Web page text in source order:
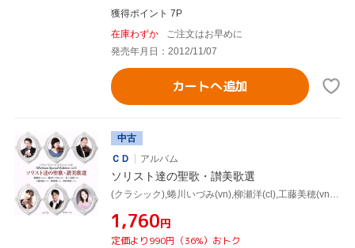
獲得ポイント 7P
在庫わずか
ご注文はお早めに
発売年月日：2012/11/07
カートへ追加
中古
ＣＤ
アルバム
ソリスト達の聖歌・讃美歌選
¥1,760円
定価より990円（36%）おトク